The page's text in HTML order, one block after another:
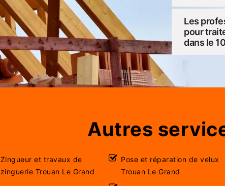
Les
pour
dans le
Autres
Zingueur et travaux de
zinguerie Trouan Le Grand
Pose et réparation de velux
Trouan Le Grand